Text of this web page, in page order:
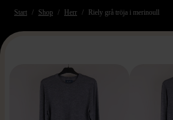
Start Shop Herr Riely grå tröja i merinoull